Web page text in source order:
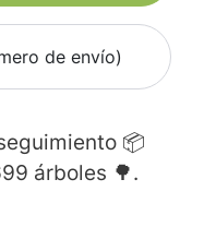
de envío)
📦
árboles 🌳.